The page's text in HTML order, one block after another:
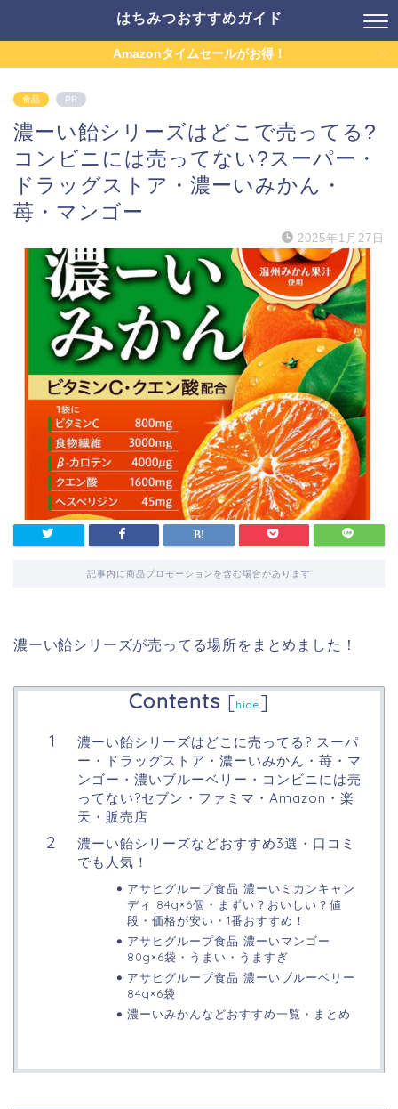
はちみつおすすめガイド
Amazonタイムセールがお得！
食品 PR
濃ーい飴シリーズはどこで売ってる?
コンビニには売ってない?スーパー・
ドラッグストア・濃ーいみかん・
苺・マンゴー
2025年1月27日
記事内に商品プロモーションを含む場合があります
濃ーい飴シリーズが売ってる場所をまとめました！
Contents [hide ]
濃ーい飴シリーズはどこに売ってる? スーパ
ー・ドラッグストア・濃ーいみかん・苺・マ
ンゴー・濃いブルーベリー・コンビニには売
ってない?セブン・ファミマ・Amazon・楽
天・販売店
濃ーい飴シリーズなどおすすめ3選・口コミ
でも人気！
アサヒグループ食品 濃ーいミカンキャン
ディ 84g×6個・まずい？おいしい？値
段・価格が安い・1番おすすめ！
アサヒグループ食品 濃ーいマンゴー
80g×6袋・うまい・うますぎ
アサヒグループ食品 濃ーいブルーベリー
84g×6袋
濃ーいみかんなどおすすめ一覧・まとめ